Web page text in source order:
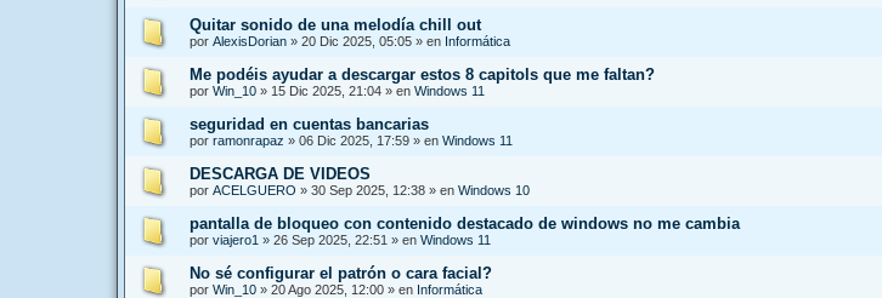
Quitar sonido de una melodía chill out
por AlexisDorian » 20 Dic 2025, 05:05 » en Informática
Me podéis ayudar a descargar estos 8 capitols que me faltan?
por Win_10 » 15 Dic 2025, 21:04 » en Windows 11
seguridad en cuentas bancarias
por ramonrapaz » 06 Dic 2025, 17:59 » en Windows 11
DESCARGA DE VIDEOS
por ACELGUERO » 30 Sep 2025, 12:38 » en Windows 10
pantalla de bloqueo con contenido destacado de windows no me cambia
por viajero1 » 26 Sep 2025, 22:51 » en Windows 11
No sé configurar el patrón o cara facial?
por Win_10 » 20 Ago 2025, 12:00 » en Informática